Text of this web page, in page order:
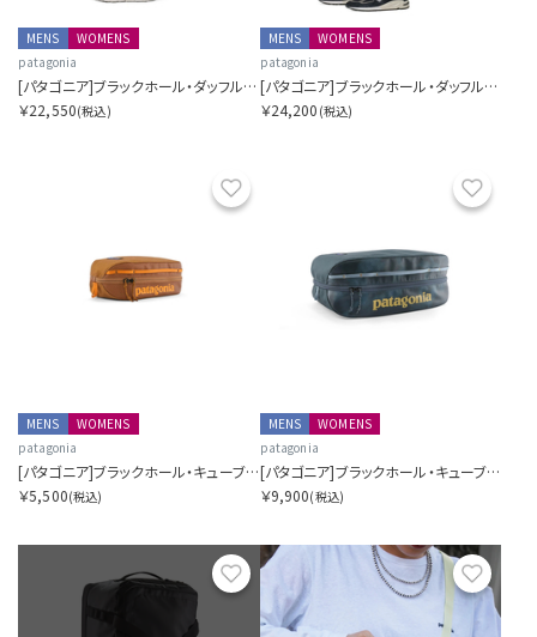
MENS
WOMENS
patagonia
[パタゴニア]ブラックホール・ダッフル 40L
￥22,550(税込)
MENS
WOMENS
patagonia
[パタゴニア]ブラックホール・ダッフル 55L
￥24,200 (税込)
お気に入り
MENS
WOMENS
patagonia
[パタゴニア]ブラックホール・キューブ 3L
￥5,500(税込)
MENS
WOMENS
patagonia
[パタゴニア]ブラックホール・キューブ 14L
￥9,900(税込)
お気に入り